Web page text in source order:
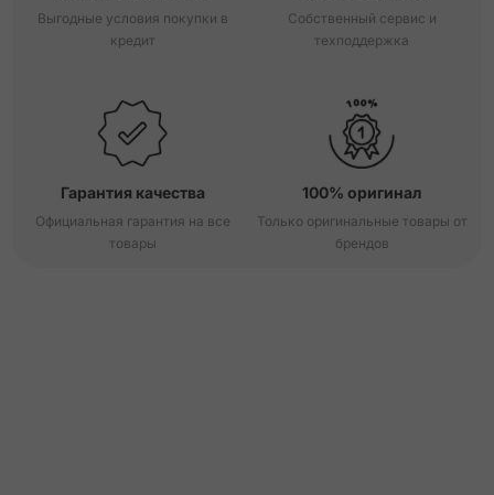
Выгодные условия покупки в
кредит
Собственный сервис и
техподдержка
Гарантия качества
Официальная гарантия на все
товары
100% оригинал
Только оригинальные товары от
брендов